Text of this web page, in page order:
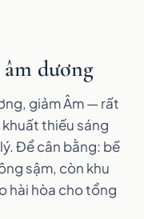
dương
giảm Âm — rất
thiếu sáng
Để cân bằng: bề
sậm, còn khu
hài hòa cho tổng